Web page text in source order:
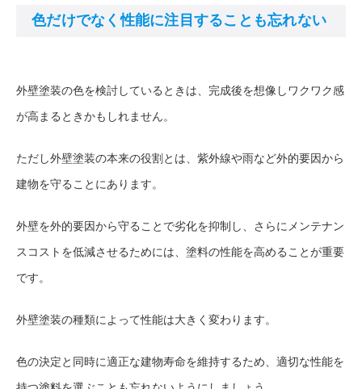
色だけでなく性能に注目することも忘れない
外壁塗装の色を検討しているときは、完成後を想像しワクワク感
が高まるときかもしれません。
ただし外壁塗装の本来の役割とは、紫外線や雨など外的要因から
建物を守ることにあります。
外壁を外的要因から守ることで劣化を抑制し、さらにメンテナン
スコストを低減させるためには、塗料の性能を高めることが重要
です。
外壁塗装の種類によって性能は大きく変わります。
色の決定と同時に適正な建物寿命を維持するため、適切な性能を